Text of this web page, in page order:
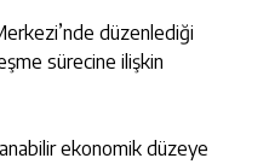
düzenlediği
sürecine ilişkin
ekonomik düzeye